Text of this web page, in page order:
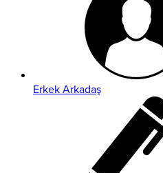
Erkek Arkadaş